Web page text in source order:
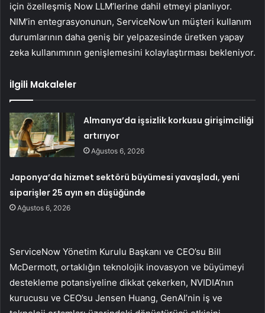
için özelleşmiş Now LLM’lerine dahil etmeyi planlıyor.
NIM’in entegrasyonunun, ServiceNow’un müşteri kullanım
durumlarının daha geniş bir yelpazesinde üretken yapay
zeka kullanımının genişlemesini kolaylaştırması bekleniyor.
İlgili Makaleler
Almanya’da işsizlik korkusu girişimciliği
artırıyor
Ağustos 6, 2026
Japonya’da hizmet sektörü büyümesi yavaşladı, yeni
siparişler 25 ayın en düşüğünde
Ağustos 6, 2026
ServiceNow Yönetim Kurulu Başkanı ve CEO’su Bill
McDermott, ortaklığın teknolojik inovasyon ve büyümeyi
destekleme potansiyeline dikkat çekerken, NVIDIA’nın
kurucusu ve CEO’su Jensen Huang, GenAI’nin iş ve